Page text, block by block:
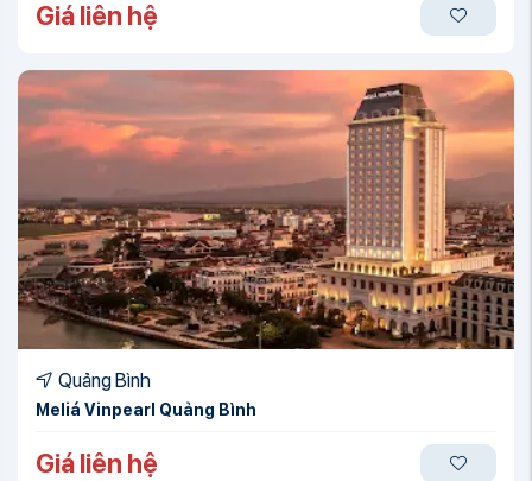
Giá liên hệ
Quảng Bình
Meliá Vinpearl Quảng Bình
Giá liên hệ